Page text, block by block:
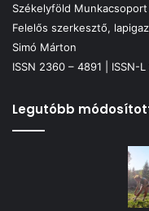
Székelyföld Munkacsoport
Felelős szerkesztő,
Simó Márton
ISSN 2360 – 4891 | ISSN-
Legutóbb